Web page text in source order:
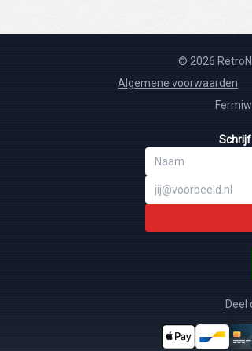
© 2026
Algemene voorwaarden
Deel